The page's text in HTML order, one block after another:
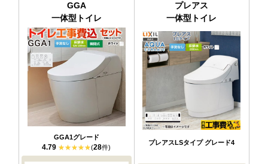
GGA
一体型トイレ
GGA1グレード
4.79 (28件)
プレアス
一体型トイレ
プレアスLSタイプ グレード4